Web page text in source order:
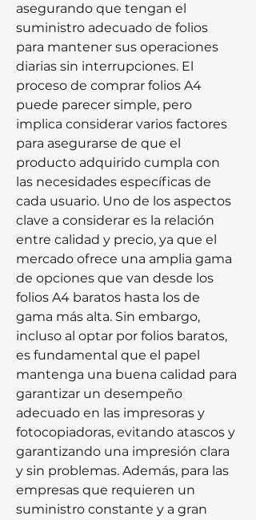
asegurando que tengan el
suministro adecuado de folios
para mantener sus operaciones
diarias sin interrupciones. El
proceso de comprar folios A4
puede parecer simple, pero
implica considerar varios factores
para asegurarse de que el
producto adquirido cumpla con
las necesidades específicas de
cada usuario. Uno de los aspectos
clave a considerar es la relación
entre calidad y precio, ya que el
mercado ofrece una amplia gama
de opciones que van desde los
folios A4 baratos hasta los de
gama más alta. Sin embargo,
incluso al optar por folios baratos,
es fundamental que el papel
mantenga una buena calidad para
garantizar un desempeño
adecuado en las impresoras y
fotocopiadoras, evitando atascos y
garantizando una impresión clara
y sin problemas. Además, para las
empresas que requieren un
suministro constante y a gran